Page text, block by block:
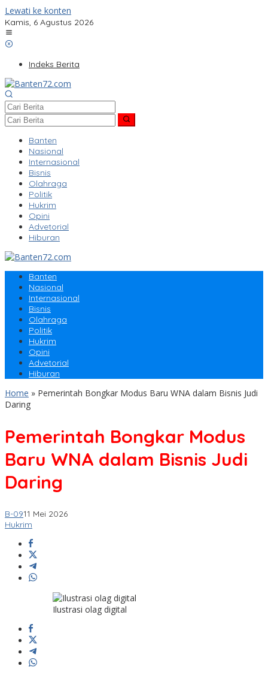
Lewati ke konten
Kamis, 6 Agustus 2026
Indeks Berita
Banten
Nasional
Internasional
Bisnis
Olahraga
Politik
Hukrim
Opini
Advetorial
Hiburan
Banten
Nasional
Internasional
Bisnis
Olahraga
Politik
Hukrim
Opini
Advetorial
Hiburan
Home » Pemerintah Bongkar Modus Baru WNA dalam Bisnis Judi
Daring
Pemerintah Bongkar Modus
Baru WNA dalam Bisnis Judi
Daring
B-0911 Mei 2026
Hukrim
Ilustrasi olag digital